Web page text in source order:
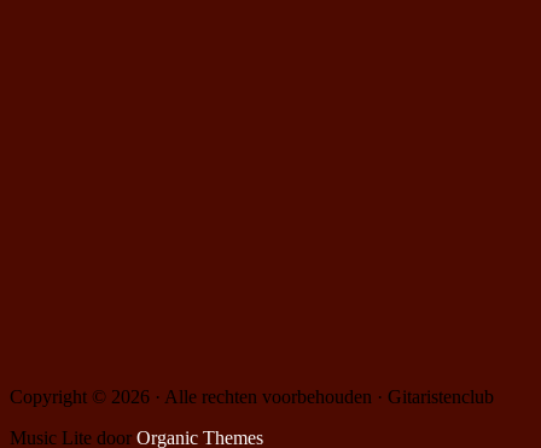
Copyright © 2026 · Alle rechten voorbehouden · Gitaristenclub
Music Lite door Organic Themes